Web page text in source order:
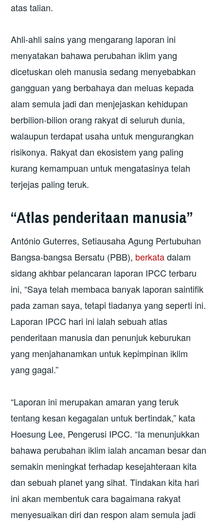
atas talian.
Ahli-ahli sains yang mengarang laporan ini
menyatakan bahawa perubahan iklim yang
dicetuskan oleh manusia sedang menyebabkan
gangguan yang berbahaya dan meluas kepada
alam semula jadi dan menjejaskan kehidupan
berbilion-bilion orang rakyat di seluruh dunia,
walaupun terdapat usaha untuk mengurangkan
risikonya. Rakyat dan ekosistem yang paling
kurang kemampuan untuk mengatasinya telah
terjejas paling teruk.
“Atlas penderitaan manusia”
António Guterres, Setiausaha Agung Pertubuhan
Bangsa-bangsa Bersatu (PBB), berkatadalam
sidang akhbar pelancaran laporan IPCC terbaru
ini, “Saya telah membaca banyak laporan saintifik
pada zaman saya, tetapi tiadanya yang seperti ini.
Laporan IPCC hari ini ialah sebuah atlas
penderitaan manusia dan penunjuk keburukan
yang menjahanamkan untuk kepimpinan iklim
yang gagal.”
“Laporan ini merupakan amaran yang teruk
tentang kesan kegagalan untuk bertindak,” kata
Hoesung Lee, Pengerusi IPCC. “Ia menunjukkan
bahawa perubahan iklim ialah ancaman besar dan
semakin meningkat terhadap kesejahteraan kita
dan sebuah planet yang sihat. Tindakan kita hari
ini akan membentuk cara bagaimana rakyat
menyesuaikan diri dan respon alam semula jadi